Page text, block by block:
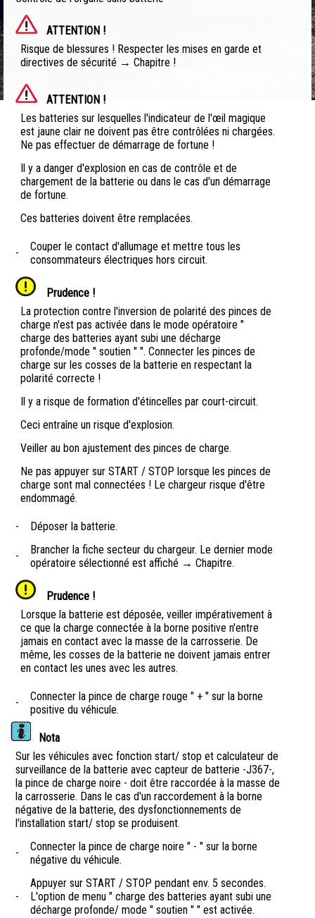
ATTENTION !
Risque de blessures ! Respecter les mises en garde et
directives de sécurité → Chapitre !
ATTENTION !
Les batteries sur lesquelles l'indicateur de l'œil magique
est jaune clair ne doivent pas être contrôlées ni chargées.
Ne pas effectuer de démarrage de fortune !
Il y a danger d'explosion en cas de contrôle et de
chargement de la batterie ou dans le cas d'un démarrage
de fortune.
Ces batteries doivent être remplacées.
-
Couper le contact d'allumage et mettre tous les
consommateurs électriques hors circuit.
Prudence !
La protection contre l'inversion de polarité des pinces de
charge n'est pas activée dans le mode opératoire "
charge des batteries ayant subi une décharge
profonde/mode " soutien " ". Connecter les pinces de
charge sur les cosses de la batterie en respectant la
polarité correcte !
Il y a risque de formation d'étincelles par court-circuit.
Ceci entraîne un risque d'explosion.
Veiller au bon ajustement des pinces de charge.
Ne pas appuyer sur START / STOP lorsque les pinces de
charge sont mal connectées ! Le chargeur risque d'être
endommagé.
- Déposer la batterie.
-
Brancher la fiche secteur du chargeur. Le dernier mode
opératoire sélectionné est affiché → Chapitre.
Prudence !
Lorsque la batterie est déposée, veiller impérativement à
ce que la charge connectée à la borne positive n'entre
jamais en contact avec la masse de la carrosserie. De
même, les cosses de la batterie ne doivent jamais entrer
en contact les unes avec les autres.
-
Connecter la pince de charge rouge " + " sur la borne
positive du véhicule.
Nota
Sur les véhicules avec fonction start/ stop et calculateur de
surveillance de la batterie avec capteur de batterie -J367-,
la pince de charge noire - doit être raccordée à la masse de
la carrosserie. Dans le cas d'un raccordement à la borne
négative de la batterie, des dysfonctionnements de
l'installation start/ stop se produisent.
-
Connecter la pince de charge noire " - " sur la borne
négative du véhicule.
-
Appuyer sur START / STOP pendant env. 5 secondes.
L'option de menu " charge des batteries ayant subi une
décharge profonde/ mode " soutien " " est activée.